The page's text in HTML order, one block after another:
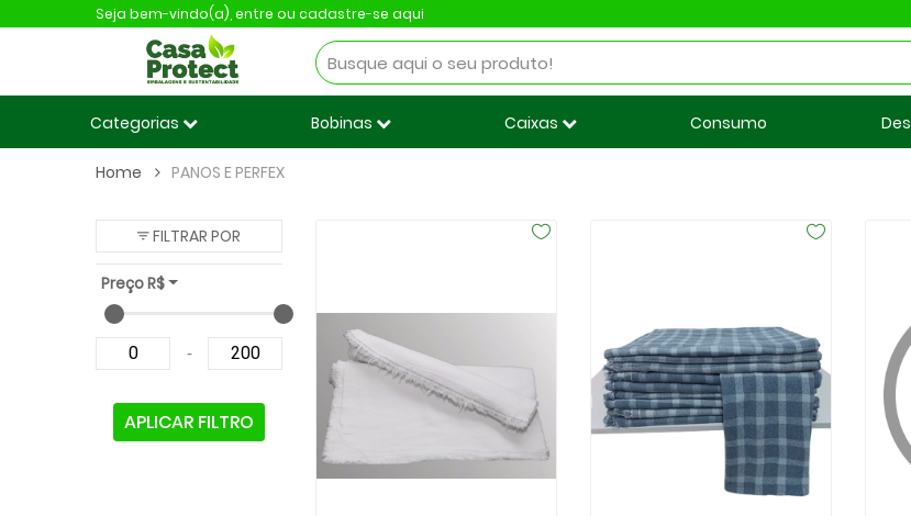
Seja bem-vindo(a), entre ou cadastre-se aqui
Categorias Bobinas Caixas Consumo
Home PANOS E PERFEX
FILTRAR POR
Preço R$
-